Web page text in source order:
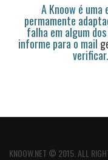
A Knoow é
permamente
falha em algum
informe para o mail
KNOOW.NET © 2015. ALL